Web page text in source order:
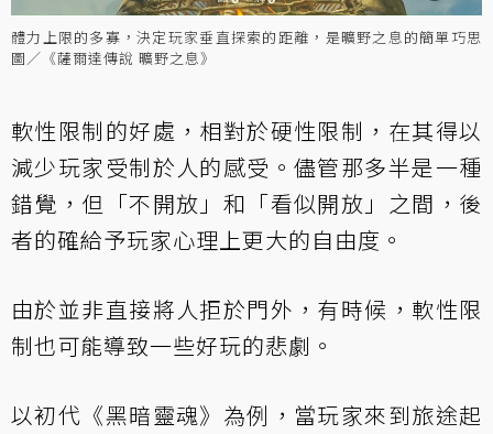
體力上限的多寡，決定玩家垂直探索的距離，是曠野之息的簡單巧思
圖／《薩爾達傳說 曠野之息》
軟性限制的好處，相對於硬性限制，在其得以
減少玩家受制於人的感受。儘管那多半是一種
錯覺，但「不開放」和「看似開放」之間，後
者的確給予玩家心理上更大的自由度。
由於並非直接將人拒於門外，有時候，軟性限
制也可能導致一些好玩的悲劇。
以初代《黑暗靈魂》為例，當玩家來到旅途起